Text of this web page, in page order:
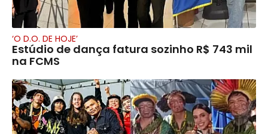
‘O D.O. DE HOJE’
Estúdio de dança fatura sozinho R$ 743 mil
na FCMS